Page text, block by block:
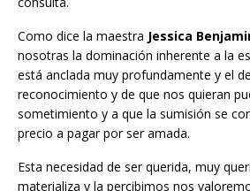
Como dice la maestra Jessica
nosotras la dominación inherente a la
está anclada muy profundamente y el
reconocimiento y de que nos quieran
sometimiento y a que la sumisión se
precio a pagar por ser amada.
Esta necesidad de ser querida, muy
materializa y la percibimos nos